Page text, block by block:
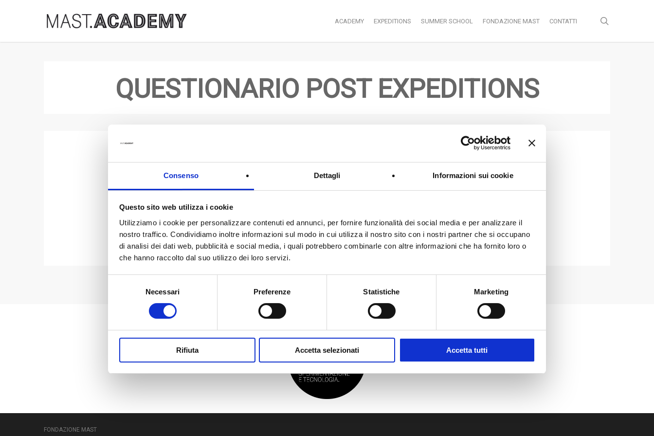
Consenso Dettagli Informazioni sui cookie
Questo sito web utilizza i cookie
Utilizziamo i cookie per personalizzare contenuti ed annunci, per fornire funzionalità dei social media e per analizzare il
nostro traffico. Condividiamo inoltre informazioni sul modo in cui utilizza il nostro sito con i nostri partner che si occupano
di analisi dei dati web, pubblicità e social media, i quali potrebbero combinarle con altre informazioni che ha fornito loro o
che hanno raccolto dal suo utilizzo dei loro servizi.
Necessari Preferenze Statistiche Marketing
Rifiuta Accetta selezionati Accetta tutti
ACADEMY EXPEDITIONS SUMMER SCHOOL FONDAZIONE MAST CONTATTI
QUESTIONARIO POST EXPEDITIONS
Compilate il seguente questionario seguendo passo passo le indicazioni.
Il questionario si aprirà una nuova finestra, alla fine della compilazione verrete reindirizzati a questo sito.
Il questionario è ottimizzato per essere usato da smartphone e da tablet.
APRI IL QUESTIONARIO IN UNA NUOVA FINESTRA
FONDAZIONE MAST